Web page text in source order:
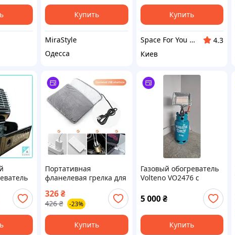
Купить
MiraStyle
Одесса
Купить
Space For You UA - STORE
4.3
Киев
плита
для
Портативная
фланелевая грелка для
ног с электрическим
подогревом Foot
warmer XL-997 Коврик
с USB подогревом
326₴
426 ₴ -23%
Купить
Газовый обогреватель
Volteno VO2476 с
газовым баллоном 27
литров
5 000 ₴
Купить